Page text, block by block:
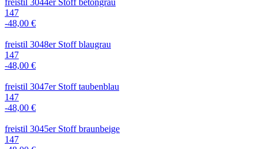
147
-48,00 €
freistil 3048er Stoff blaugrau
147
-48,00 €
freistil 3047er Stoff taubenblau
147
-48,00 €
freistil 3045er Stoff braunbeige
147